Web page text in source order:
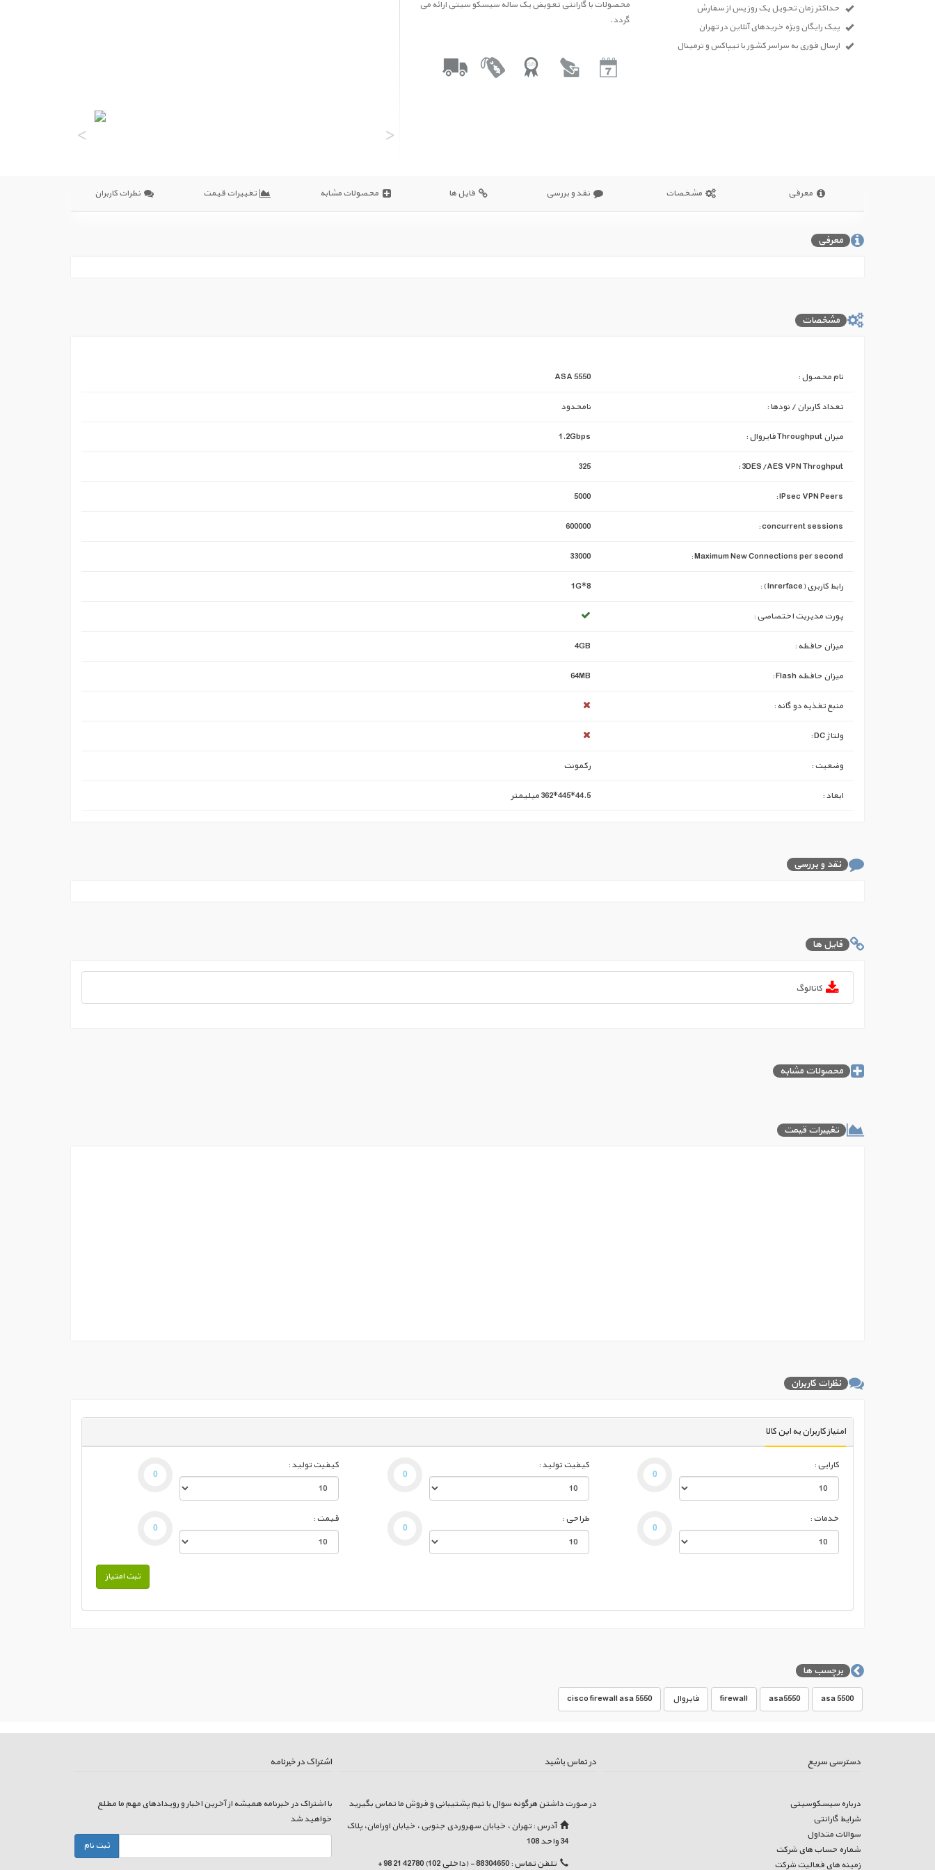
حداکثر زمان تحویل یک روز پس از سفارش
پیک رایگان ویژه خریدهای آنلاین در تهران
ارسال فوری به سراسر کشور با تیپاکس و ترمینال
محصولات با گارانتی تعویض یک ساله سیسکو سیتی ارائه می
گردد.
˂ ˃
معرفی مشخصات نقد و بررسی فایل ها محصولات مشابه تغییرات قیمت نظرات کاربران
معرفی
مشخصات
نام محصول : ASA 5550
تعداد کاربران / نودها : نامحدود
میزان Throughput فایروال : 1.2Gbps
3DES/AES VPN Throghput :
325
IPsec VPN Peers :
5000
concurrent sessions :
600000
Maximum New Connections per second :
33000
رابط کاربری (Inrerface ) : 8*1G
پورت مدیریت اختصاصی :
میزان حافظه : 4GB
میزان حافظه Flash : 64MB
منبع تغذیه دو گانه :
ولتاژ DC :
وضعیت : رکمونت
ابعاد : 44.5*445*362 میلیمتر
نقد و بررسی
فایل ها
کاتالوگ
محصولات مشابه
تغییرات قیمت
نظرات کاربران
امتیاز کاربران به این کالا
کارایی : کیفیت تولید : کیفیت تولید :
خدمات : طراحی : قیمت :
برچسب ها
asa 5500
asa5550
firewall فایروال cisco firewall asa 5550
دسترسی سریع
درباره سیسکوسیتی
شرایط گارانتی
سوالات متداول
شماره حساب های شرکت
زمینه های فعالیت شرکت
در تماس باشید
در صورت داشتن هرگونه سوال با تیم پشتیبانی و فروش ما تماس بگیرید
آدرس : تهران ، خیابان سهروردی جنوبی ، خیابان اورامان، پلاک
34 واحد 108
تلفن تماس : 88304650 - (داخلی 102) 42780 21 98 +
اشتراک در خبرنامه
با اشتراک در خبرنامه همیشه از آخرین اخبار و رویدادهای مهم ما مطلع
خواهید شد